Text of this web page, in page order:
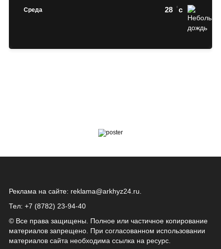
Среда 28 c
Реклама на сайте: reklama@arkhyz24.ru
Тел: +7 (8782) 23‑94‑40
© Все права защищены. Полное или частичное копирование
материалов запрещено. При согласованном использовании
материалов сайта необходима ссылка на ресурс.